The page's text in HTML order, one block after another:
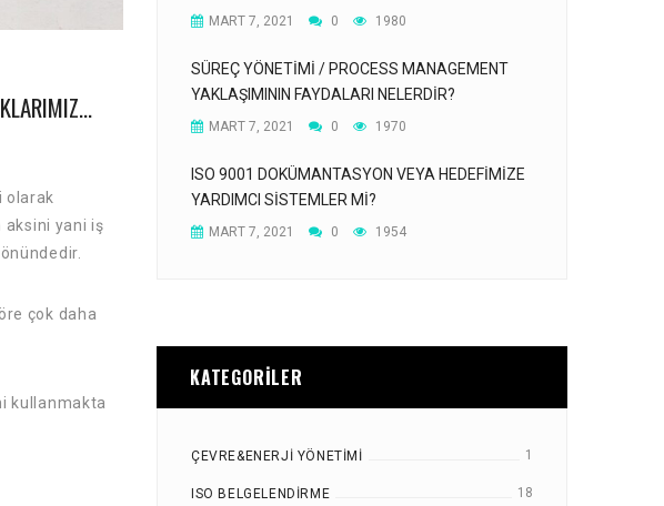
olarak
aksini yani iş
çok daha
kullanmakta
MART 7, 2021 0 1980
SÜREÇ YÖNETIMI / PROCESS MANAGEMENT
YAKLAŞIMININ FAYDALARI NELERDIR?
MART 7, 2021 0 1970
ISO 9001 DOKÜMANTASYON VEYA HEDEFIMIZE
YARDIMCI SISTEMLER MI?
MART 7, 2021 0 1954
KATEGORILER
ÇEVRE&ENERJI YÖNETIMI 1
ISO BELGELENDIRME 18